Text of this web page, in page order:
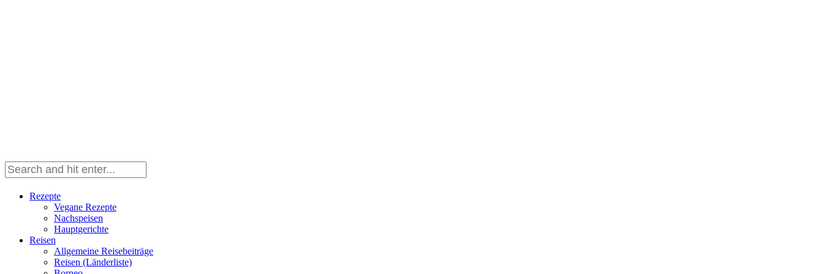
Rezepte
Vegane Rezepte
Nachspeisen
Hauptgerichte
Reisen
Allgemeine Reisebeiträge
Reisen (Länderliste)